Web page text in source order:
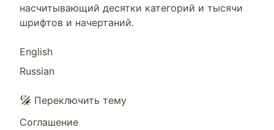
насчитывающий десятки категорий и тысячи
шрифтов и начертаний.
Language
English
Russian
Подвал
Переключить тему
Соглашение